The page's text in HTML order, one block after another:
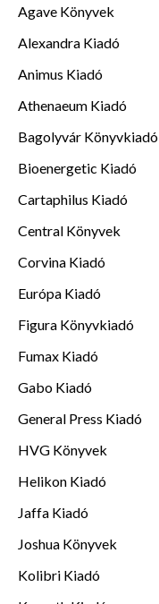
Agave Könyvek
Alexandra Kiadó
Animus Kiadó
Athenaeum Kiadó
Bagolyvár Könyvkiadó
Bioenergetic Kiadó
Cartaphilus Kiadó
Central Könyvek
Corvina Kiadó
Európa Kiadó
Figura Könyvkiadó
Fumax Kiadó
Gabo Kiadó
General Press Kiadó
HVG Könyvek
Helikon Kiadó
Jaffa Kiadó
Joshua Könyvek
Kolibri Kiadó